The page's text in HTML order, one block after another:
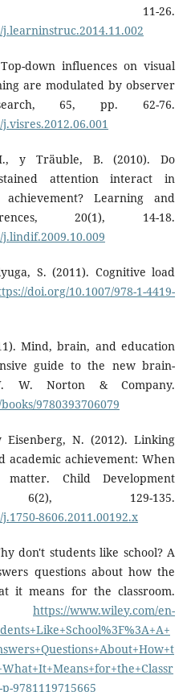
26.
down influences on visual
are modulated by observer
65, pp. 62-76.
y Träuble, B. (2010). Do
attention interact in
Learning and
20(1), 14-18.
S. (2011). Cognitive load
doi.org/10.1007/978-1-4419-
Mind, brain, and education
guide to the new brain-
W. Norton & Company.
9780393706079
Eisenberg, N. (2012). Linking
academic achievement: When
Child Development
6(2), 129-135.
8606.2011.00192.x
don't students like school? A
questions about how the
it means for the classroom.
https://www.wiley.com/en-
9781119715665